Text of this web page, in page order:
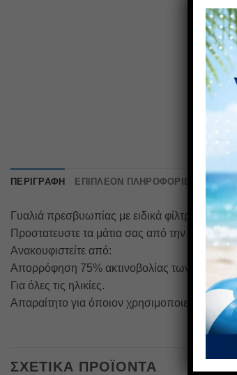
ΠΕΡΙΓΡΑΦΉ ΕΠΙΠΛΈΟΝ ΠΛΗΡΟΦΟΡΊΕΣ
Γυαλιά πρεσβυωπίας με ειδικά φίλτρα για
Προστατευστε τα μάτια σας από την
Ανακουφιστείτε από:
Απορρόφηση 75% ακτινοβολίας των blue UV
Για όλες τις ηλικίες.
Απαραίτητο για όποιον χρησιμοποιεί κινητό
ΣΧΕΤΙΚΆ ΠΡΟΪΌΝΤΑ